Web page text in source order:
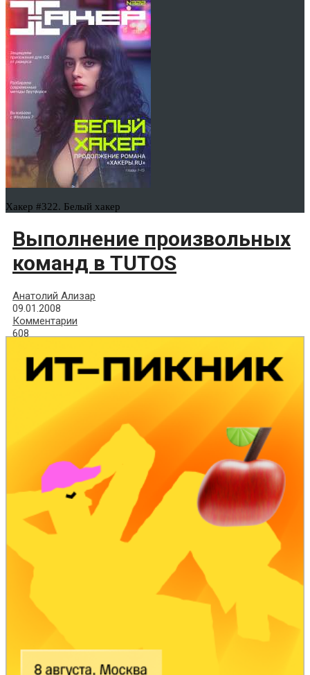
Хакер #322. Белый хакер
Выполнение произвольных
команд в TUTOS
Анатолий Ализар
09.01.2008
Комментарии
608